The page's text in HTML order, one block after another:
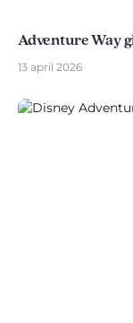
Adventure Way
13 april 2026